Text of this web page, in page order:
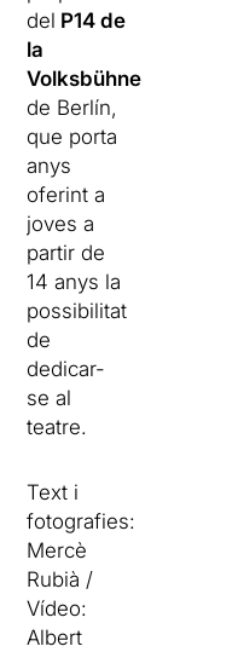
del P14 de
la
Volksbühne
de Berlín,
que porta
anys
oferint a
joves a
partir de
14 anys la
possibilitat
de
dedicar-
se al
teatre.
Text i
fotografies:
Mercè
Rubià /
Vídeo:
Albert